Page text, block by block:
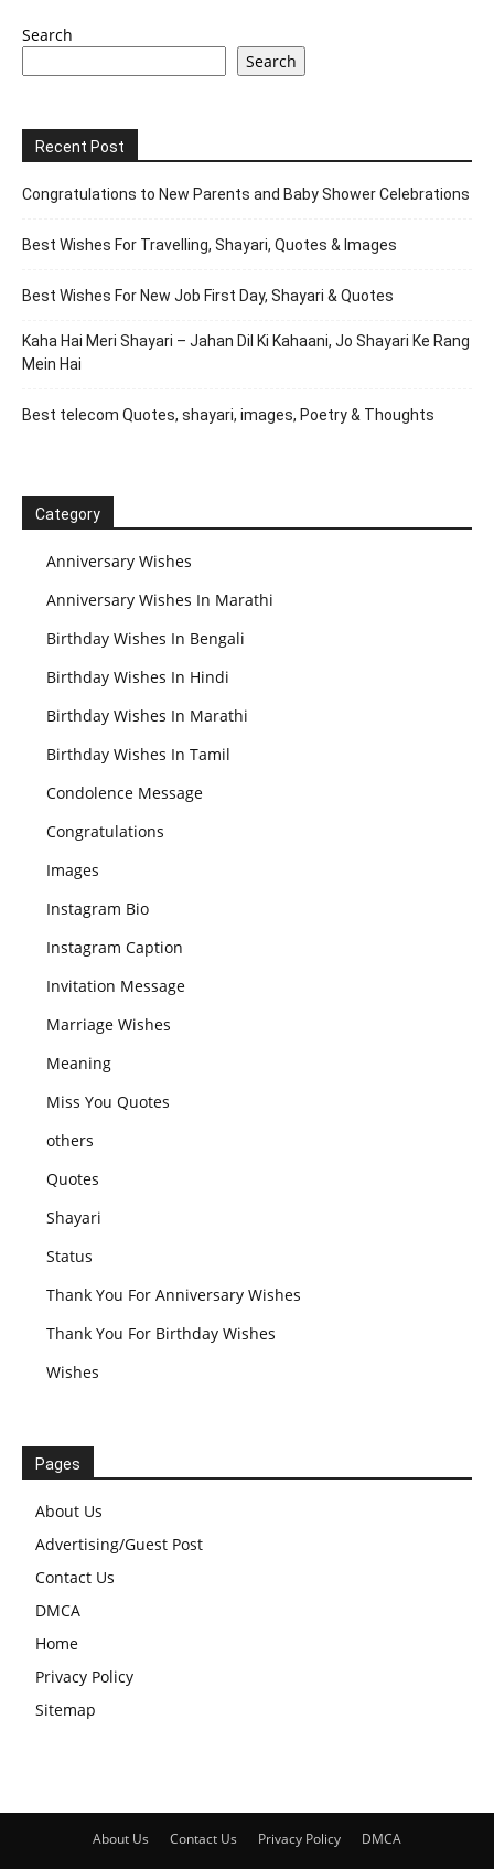
Search
Search
Recent Post
Congratulations to New Parents and Baby Shower Celebrations
Best Wishes For Travelling, Shayari, Quotes & Images
Best Wishes For New Job First Day, Shayari & Quotes
Kaha Hai Meri Shayari – Jahan Dil Ki Kahaani, Jo Shayari Ke Rang
Mein Hai
Best telecom Quotes, shayari, images, Poetry & Thoughts
Category
Anniversary Wishes
Anniversary Wishes In Marathi
Birthday Wishes In Bengali
Birthday Wishes In Hindi
Birthday Wishes In Marathi
Birthday Wishes In Tamil
Condolence Message
Congratulations
Images
Instagram Bio
Instagram Caption
Invitation Message
Marriage Wishes
Meaning
Miss You Quotes
others
Quotes
Shayari
Status
Thank You For Anniversary Wishes
Thank You For Birthday Wishes
Wishes
Pages
About Us
Advertising/Guest Post
Contact Us
DMCA
Home
Privacy Policy
Sitemap
About Us Contact Us Privacy Policy DMCA